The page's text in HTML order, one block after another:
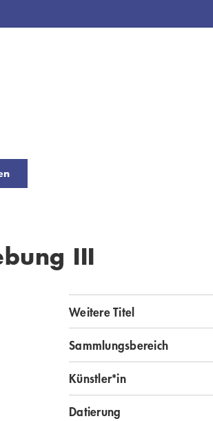
III
Weitere Titel
Sammlungsbereich
Künstler*in
Datierung